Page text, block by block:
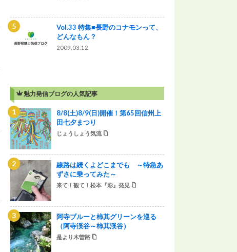
Vol.33 特集■長野のコナモンって、
どんなもん？
2009.03.12
魅力発信ブログの人気記事
8/8(土)8/9(日)開催！第65回信州上
田七夕まつり
じょうしょう気流
線路は続くよどこまでも ～特急あ
ずさに乗ってみた～
来て！観て！松本『彩』発見
阿寺ブルーと柿其グリーンを巡る
（阿寺渓谷～柿其渓谷）
是より木曽路